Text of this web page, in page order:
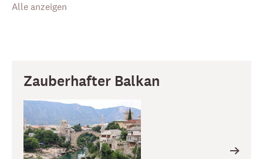
Alle anzeigen
Zauberhafter Balkan